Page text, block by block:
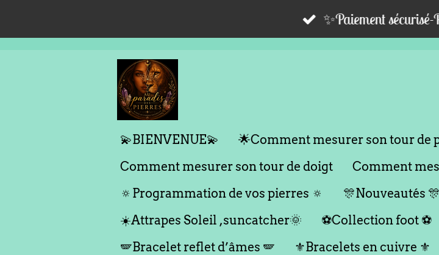
au
✨Paiement
💫BIENVENUE💫
🌟Comment mesurer son tour de
Comment mesurer son tour de doigt
Comment
🔅Programmation de vos pierres 🔅
🎊Nouveautés 🎊
☀️Attrapes Soleil ,suncatcher🌞
⚽️Collection foot ⚽️
🪽Bracelet reflet d’âmes 🪽
⚜️Bracelets en cuivre ⚜️